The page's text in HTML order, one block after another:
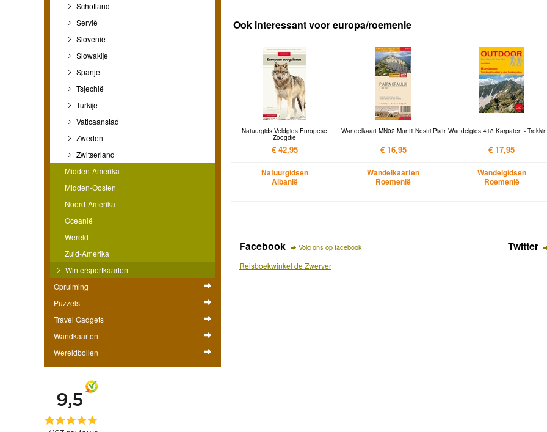
Schotland
Servië
Slovenië
Slowakije
Spanje
Tsjechië
Turkije
Vaticaanstad
Zweden
Zwitserland
Midden-Amerika
Midden-Oosten
Noord-Amerika
Oceanië
Wereld
Zuid-Amerika
Wintersportkaarten
Opruiming
Puzzels
Travel Gadgets
Wandkaarten
Wereldbollen
Ook interessant voor europa/roemenie
Natuurgids Veldgids Europese
Zoogdie
€ 42,95
Natuurgidsen
Albanië
Wandelkaart MN02 Muntii Nostri Piatr
€ 16,95
Wandelkaarten
Roemenië
Wandelgids 418 Karpaten -
€ 17,95
Wandelgidsen
Roemenië
Facebook Volg ons op facebook
Reisboekwinkel de Zwerver
Twitter